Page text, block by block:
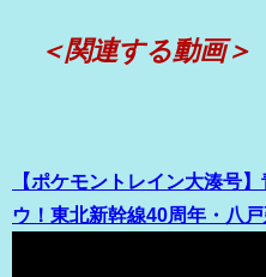
＜関連する動画＞
【ポケモントレイン大湊号
ウ！東北新幹線40周年・八